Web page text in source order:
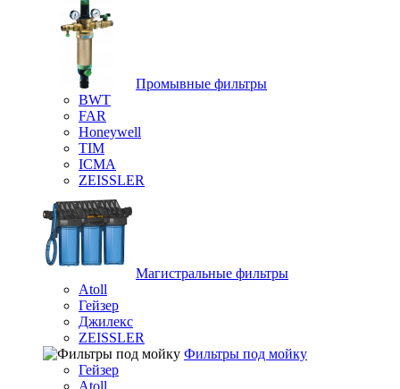
Промывные фильтры
BWT
FAR
Honeywell
TIM
ICMA
ZEISSLER
Магистральные фильтры
Atoll
Гейзер
Джилекс
ZEISSLER
Фильтры под мойку
Гейзер
Atoll